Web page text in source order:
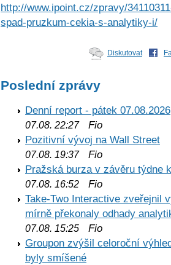
http://www.ipoint.cz/zpravy/
spad-pruzkum-cekia-s-analytiky-i/
Diskutovat
Poslední zprávy
Denní report - pátek 07.08.2026
07.08. 22:27Fio
Pozitivní vývoj na Wall Street
07.08. 19:37Fio
Pražská burza v závěru týdne
07.08. 16:52 Fio
Take-Two Interactive zveřejnil
mírně překonaly odhady
07.08. 15:25 Fio
Groupon zvýšil celoroční
byly smíšené